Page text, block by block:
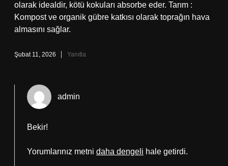
olarak idealdir, kötü kokuları absorbe eder. Tarım :
Kompost ve organik gübre katkısı olarak toprağın hava
almasını sağlar.
Şubat 11, 2026 Yanıtla
admin
Bekir!
Yorumlarınız metni daha dengeli hale getirdi.